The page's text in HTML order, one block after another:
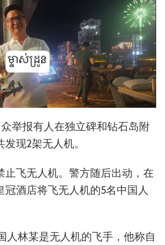
举报有人在独立碑和钻石岛附
现2架无人机。
止飞无人机。警方随后出动，在
酒店将飞无人机的5名中国人
人林某是无人机的飞手，他称自